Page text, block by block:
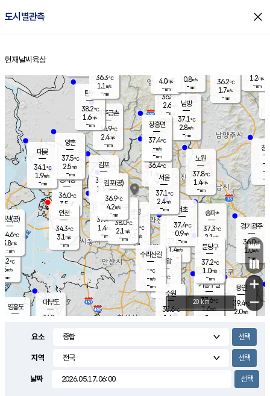
도시별관측 close
홈
현재날씨 육상
의도
℃
m/s
mm
영흥도
양주
36.8℃
2.6
-mm
과천
37.0℃
1.4m/s
- mm
용인
39.4℃
2.0m/s
경기광주
36.0℃
1.0m/s
-mm
3.0m/s
대부도
34.8
경서동
36.0℃
3.5 m/s
-mm
파주금촌
36.9℃
2.4m/s
-mm
36.2℃
1.7m/s
-mm
대곶
34.1℃
1.9m/s
-mm
창
-
-m/
-
탄현
38.2℃
1.6m/s
-mm
1.2m/s
-mm
의왕
- ℃
m/s
mm
김포
36.8℃
1.3 m/s
mm
광명
37.2 ℃
2.3 m/s
-mm
부천
37.4℃
1.4m/s
-mm
양촌
37.5℃
2.5m/s
-mm
구로
38.0℃
2.1 m/s
-mm
은평
36.4℃
1.4 m/s
- mm
노원
37.8℃
1.4m/s
-mm
송파*
37.3℃
2.1 m/s
-mm
서초
37.4℃
0.9m/s
-mm
남방
37.1℃
2.8m/s
-mm
기흥구갈
37.6℃
1.6m/s
-
수리산길
-℃
-m/s
-mm
분당구
37.2℃
1.0m/s
-mm
장흥면
37.4℃
-m/s
-mm
4.0m/s
-mm
인천(공)
34.6℃
3.8m/s
-mm
김포(공)
36.9℃
4.2m/s
-mm
수원
35.6℃
1.6 m/s
인천
34.3℃
3.1 m/s
-mm
서울
37.1℃
2.4m/s
-mm
36.3℃
1.1 m/s
-mm
0.8m/s
-mm
+
−
20 km
요소
지역
날짜